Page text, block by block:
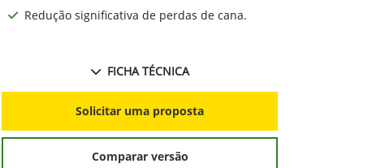
Redução significativa de perdas de cana.
FICHA TÉCNICA
Solicitar uma proposta
Comparar versão